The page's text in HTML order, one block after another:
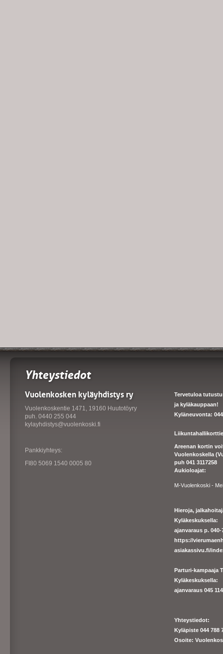
Yhteystiedot
Vuolenkosken kyläyhdistys ry
Vuolenkoskentie 1471, 19160 Huutotöyry
puh. 0440 255 044
kylayhdistys@vuolenkoski.fi
Pankkiyhteys:
FI80 5069 1540 0005 80
Tervetuloa
ja kyläkauppaan!
Kyläneuvonta: 044
Areenan kortin
Vuolenkoskella
puh 041 3117258
Aukioloajat:
M-Vuolenkoski -
Hieroja,
Kyläkeskuksella:
ajanvaraus p.
https://
asiakassivu.fi/
Parturi-kampaaja
Kyläkeskuksella:
ajanvaraus 045
Yhteystiedot:
Kyläpiste 044 788
Osoite: